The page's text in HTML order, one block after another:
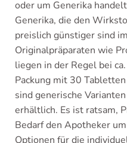
oder um Generika
Generika, die den
preislich günstiger sind
Originalpräparaten wie
liegen in der Regel bei
Packung mit 30
sind generische
erhältlich. Es ist ratsam,
Bedarf den Apotheker
Optionen für die